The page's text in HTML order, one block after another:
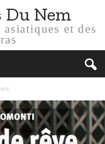
Du Nem
et des